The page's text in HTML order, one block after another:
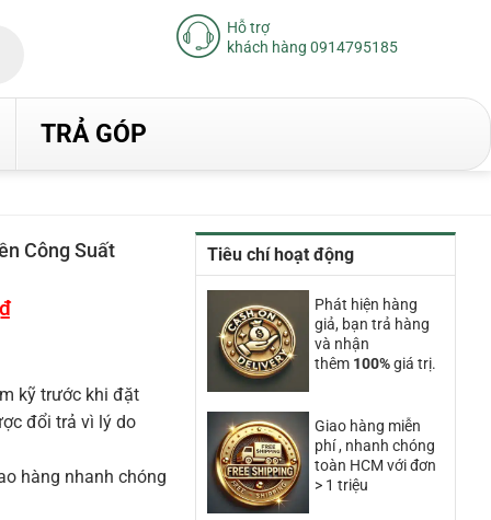
Hỗ trợ
khách hàng 0914795185
TRẢ GÓP
Tiêu chí hoạt động
Phát hiện hàng
giả, bạn trả hàng
và nhận
thêm 100%giá trị.
Giao hàng miễn
phí , nhanh chóng
toàn HCM với đơn
> 1 triệu
Công Suất
₫Giá
kỹ trước khi đặt
đổi trả vì lý do
hàng nhanh chóng